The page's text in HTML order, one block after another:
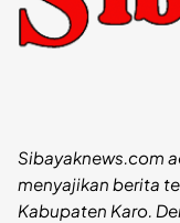
Sibayaknews.com
menyajikan berita
Kabupaten Karo.